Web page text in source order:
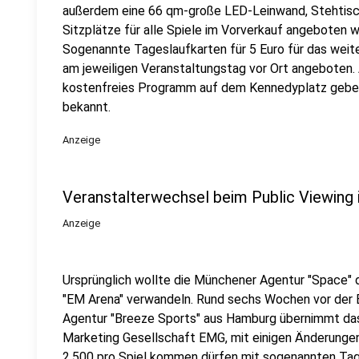
außerdem eine 66 qm-große LED-Leinwand,
Sitzplätze für alle Spiele im Vorverkauf angeboten
Sogenannte Tageslaufkarten für 5 Euro für das
am jeweiligen Veranstaltungstag vor Ort
kostenfreies Programm auf dem Kennedyplatz
bekannt.
Anzeige
Veranstalterwechsel beim Public Viewing
Anzeige
Ursprünglich wollte die Münchener Agentur "Space"
"EM Arena" verwandeln. Rund sechs Wochen vor
Agentur "Breeze Sports" aus Hamburg übernimmt
Marketing Gesellschaft EMG, mit einigen